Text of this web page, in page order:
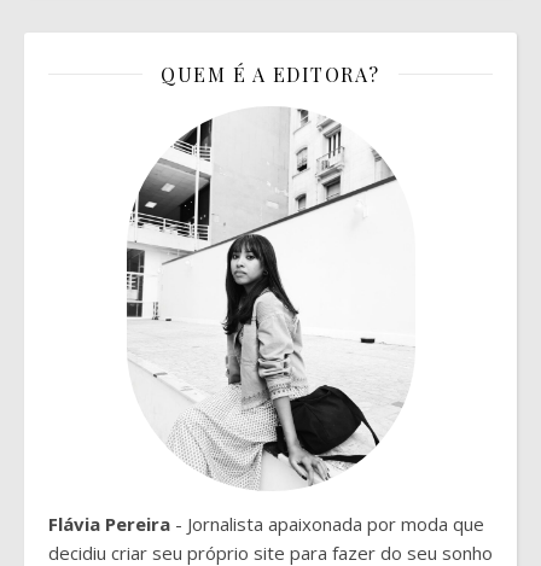
QUEM É A EDITORA?
Flávia Pereira - Jornalista apaixonada por moda que
decidiu criar seu próprio site para fazer do seu sonho